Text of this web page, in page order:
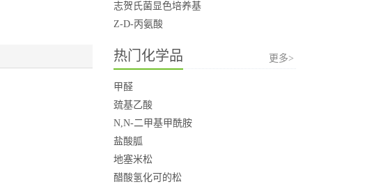
志贺氏菌显色培养基
Z-D-丙氨酸
热门化学品 更多>
甲醛
巯基乙酸
N,N-二甲基甲酰胺
盐酸胍
地塞米松
醋酸氢化可的松